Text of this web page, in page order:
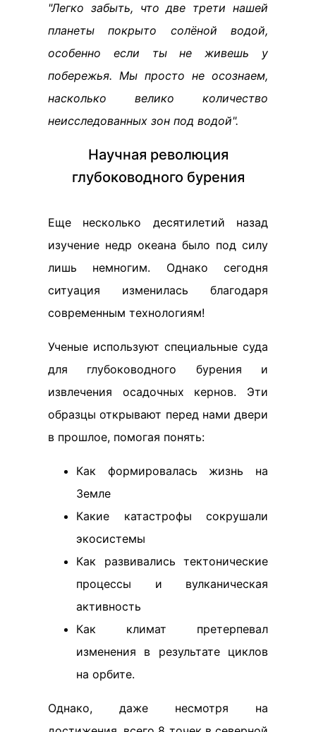
"Легко забыть, что две трети нашей
планеты покрыто солёной водой,
особенно если ты не живешь у
побережья. Мы просто не осознаем,
насколько велико количество
неисследованных зон под водой".
Научная революция
глубоководного бурения
Еще несколько десятилетий назад
изучение недр океана было под силу
лишь немногим. Однако сегодня
ситуация изменилась благодаря
современным технологиям!
Ученые используют специальные суда
для глубоководного бурения и
извлечения осадочных кернов. Эти
образцы открывают перед нами двери
в прошлое, помогая понять:
Как формировалась жизнь на
Земле
Какие катастрофы сокрушали
экосистемы
Как развивались тектонические
процессы и вулканическая
активность
Как климат претерпевал
изменения в результате циклов
на орбите.
Однако, даже несмотря на